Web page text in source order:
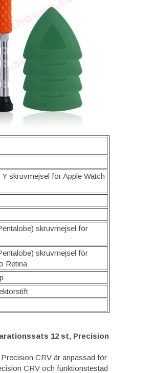
skruvmejsel för Apple Watch
skruvmejsel för
skruvmejsel för
Retina
12 st, Precision
CRV är anpassad för
CRV och funktionstestad